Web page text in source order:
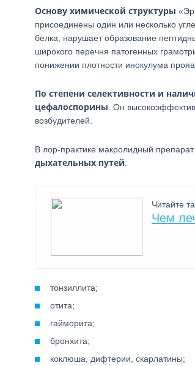
Основу химической структуры
присоединены один или несколько
белка, нарушает образование
широкого перечня патогенных
понижении плотности инокулума
По степени селективности и
цефалоспорины . Он
возбудителей.
В лор-практике макролидный
дыхательных путей:
Читайте
Чем
тонзиллита;
отита;
гайморита;
бронхита;
коклюша, дифтерии, скарлатины;